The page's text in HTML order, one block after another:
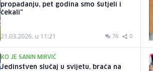
propadanju, pet godina smo šutjeli i
čekali"
21.03.2026. u 11:21 76 0
KO JE SANIN MIRVIĆ
Jedinstven slučaj u svijetu, braća na